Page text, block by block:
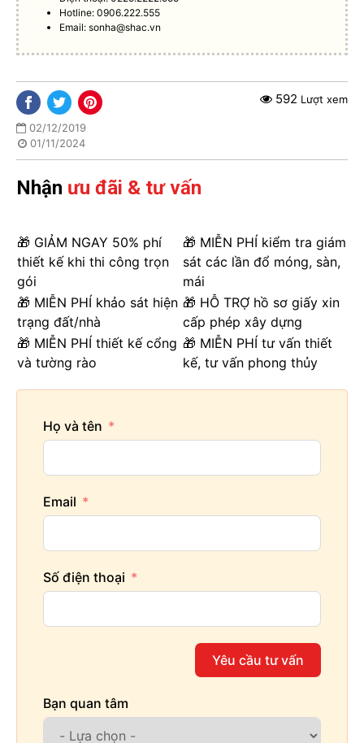
Hotline: 0906.222.555
Email:sonha@shac.vn
02/12/2019
01/11/2024
592 Lượt xem
Nhận ưu đãi & tư vấn
🎁 GIẢM NGAY 50% phí
thiết kế khi thi công trọn
gói
🎁 MIỄN PHÍ kiểm tra giám
sát các lần đổ móng, sàn,
mái
🎁 MIỄN PHÍ khảo sát hiện
trạng đất/nhà
🎁 HỖ TRỢ hồ sơ giấy xin
cấp phép xây dựng
🎁 MIỄN PHÍ thiết kế cổng
và tường rào
🎁 MIỄN PHÍ tư vấn thiết
kế, tư vấn phong thủy
Họ và tên
Email
Số điện thoại
Yêu cầu tư vấn
Bạn quan tâm